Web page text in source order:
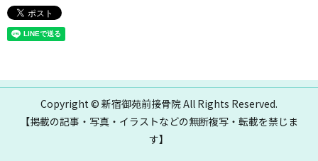
Copyright © 新宿御苑前接骨院 All Rights Reserved.
【掲載の記事・写真・イラストなどの無断複写・転載を禁じま
す】